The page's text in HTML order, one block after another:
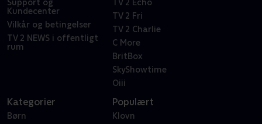
Support og
Kundecenter
Vilkår og betingelser
TV 2 NEWS i offentligt
rum
TV 2 Echo
TV 2 Fri
TV 2 Charlie
C More
BritBox
SkyShowtime
Oiii
Kategorier
Børn
Populært
Klovn